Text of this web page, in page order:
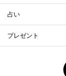
占い
プレゼント